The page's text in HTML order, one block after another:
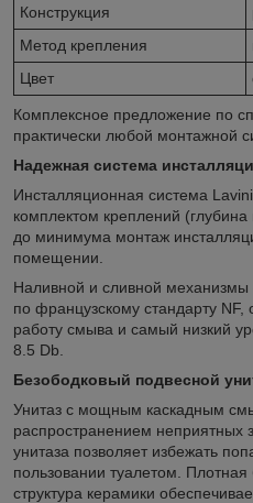
Конструкция
Метод крепления
Цвет
Комплексное предложение по
практически любой монтажной
Надежная система
Инсталляционная система
комплектом креплений
до минимума монтаж
помещении.
Наливной и сливной механизмы
по французскому стандарту
работу смыва и самый низкий
8.5 Db.
Безободковый подвесной
Унитаз с мощным каскадным
распространением неприятных
унитаза позволяет избежать
пользовании туалетом.
структура керамики